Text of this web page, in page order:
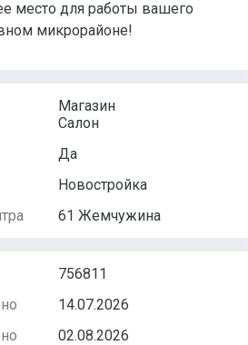
место для работы вашего
микрорайоне!
Магазин
Салон
Да
Новостройка
61 Жемчужина
756811
14.07.2026
02.08.2026